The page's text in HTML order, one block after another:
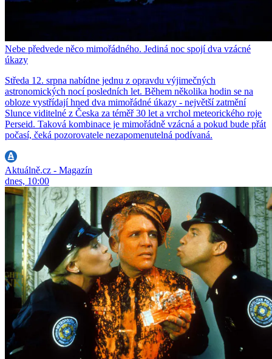
Nebe předvede něco mimořádného. Jediná noc spojí dva vzácné
úkazy
Středa 12. srpna nabídne jednu z opravdu výjimečných
astronomických nocí posledních let. Během několika hodin se na
obloze vystřídají hned dva mimořádné úkazy - největší zatmění
Slunce viditelné z Česka za téměř 30 let a vrchol meteorického roje
Perseid. Taková kombinace je mimořádně vzácná a pokud bude přát
počasí, čeká pozorovatele nezapomenutelná podívaná.
Aktuálně.cz - Magazín
dnes, 10:00